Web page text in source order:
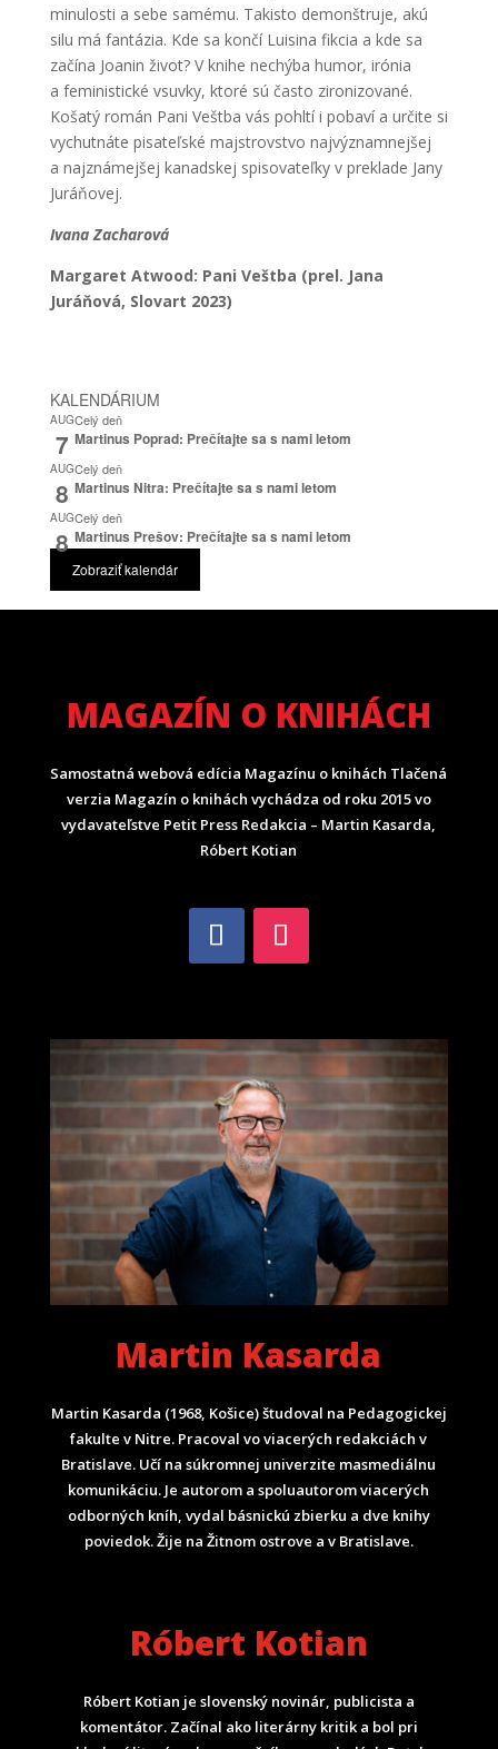
minulosti a sebe samému. Takisto demonštruje, akú
silu má fantázia. Kde sa končí Luisina fikcia a kde sa
začína Joanin život? V knihe nechýba humor, irónia
a feministické vsuvky, ktoré sú často zironizované.
Košatý román Pani Veštba vás pohltí i pobaví a určite si
vychutnáte pisateľské majstrovstvo najvýznamnejšej
a najznámejšej kanadskej spisovateľky v preklade Jany
Juráňovej.
Ivana Zacharová
Margaret Atwood: Pani Veštba (prel. Jana
Juráňová, Slovart 2023)
KALENDÁRIUM
AUG
7
Celý deň
Martinus Poprad: Prečítajte sa s nami letom
AUG
8
Celý deň
Martinus Nitra: Prečítajte sa s nami letom
AUG
8
Celý deň
Martinus Prešov: Prečítajte sa s nami letom
Zobraziť kalendár
MAGAZÍN O KNIHÁCH
Samostatná webová edícia Magazínu o knihách Tlačená
verzia Magazín o knihách vychádza od roku 2015 vo
vydavateľstve Petit Press Redakcia – Martin Kasarda,
Róbert Kotian
Martin Kasarda
Martin Kasarda (1968, Košice) študoval na Pedagogickej
fakulte v Nitre. Pracoval vo viacerých redakciách v
Bratislave. Učí na súkromnej univerzite masmediálnu
komunikáciu. Je autorom a spoluautorom viacerých
odborných kníh, vydal básnickú zbierku a dve knihy
poviedok. Žije na Žitnom ostrove a v Bratislave.
Róbert Kotian
Róbert Kotian je slovenský novinár, publicista a
komentátor. Začínal ako literárny kritik a bol pri